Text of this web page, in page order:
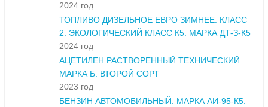
2024 год
ТОПЛИВО ДИЗЕЛЬНОЕ ЕВРО ЗИМНЕЕ. КЛАСС
2. ЭКОЛОГИЧЕСКИЙ КЛАСС К5. МАРКА ДТ-З-К5
2024 год
АЦЕТИЛЕН РАСТВОРЕННЫЙ ТЕХНИЧЕСКИЙ.
МАРКА Б. ВТОРОЙ СОРТ
2023 год
БЕНЗИН АВТОМОБИЛЬНЫЙ. МАРКА АИ-95-К5.